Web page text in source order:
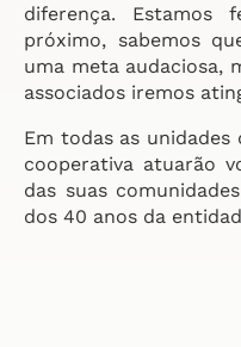
diferença. Estamos
próximo, sabemos
uma meta audaciosa,
associados iremos
Em todas as
cooperativa atuarão
das suas
dos 40 anos da